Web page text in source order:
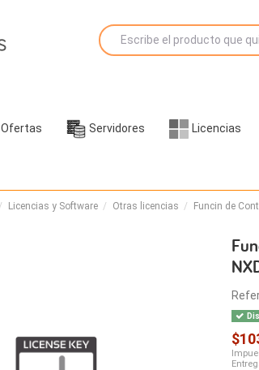
Ofertas Servidores Licencias
Licencias y Software Otras licencias Funcin de